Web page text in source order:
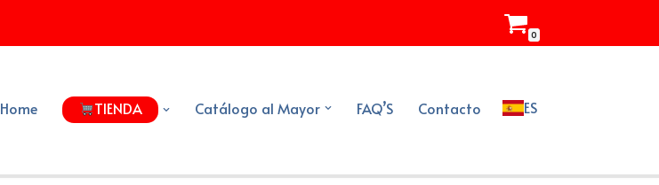
0
Home TIENDA Catálogo al Mayor FAQ’S Contacto ES